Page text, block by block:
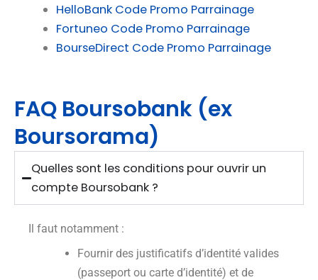
HelloBank Code Promo Parrainage
Fortuneo Code Promo Parrainage
BourseDirect Code Promo Parrainage
FAQ Boursobank (ex
Boursorama)
Quelles sont les conditions pour ouvrir un
compte Boursobank ?
Il faut notamment :
Fournir des justificatifs d’identité valides
(passeport ou carte d’identité) et de